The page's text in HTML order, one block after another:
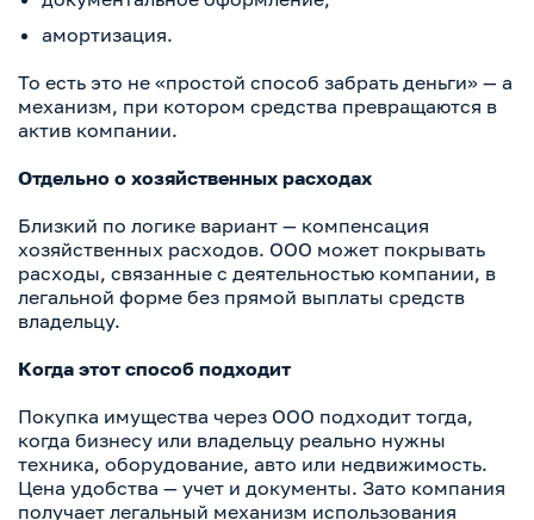
амортизация.
То есть это не «простой способ забрать деньги» — а
механизм, при котором средства превращаются в
актив компании.
Отдельно о хозяйственных расходах
Близкий по логике вариант — компенсация
хозяйственных расходов. ООО может покрывать
расходы, связанные с деятельностью компании, в
легальной форме без прямой выплаты средств
владельцу.
Когда этот способ подходит
Покупка имущества через ООО подходит тогда,
когда бизнесу или владельцу реально нужны
техника, оборудование, авто или недвижимость.
Цена удобства — учет и документы. Зато компания
получает легальный механизм использования